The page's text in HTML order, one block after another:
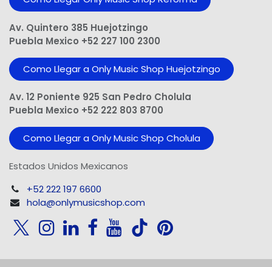
Av. Quintero 385 Huejotzingo
Puebla Mexico +52 227 100 2300
Como Llegar a Only Music Shop Huejotzingo
Av. 12 Poniente 925 San Pedro Cholula
Puebla Mexico +52 222 803 8700
Como Llegar a Only Music Shop Cholula
Estados Unidos Mexicanos
+52 222 197 6600
hola@onlymusicshop.com